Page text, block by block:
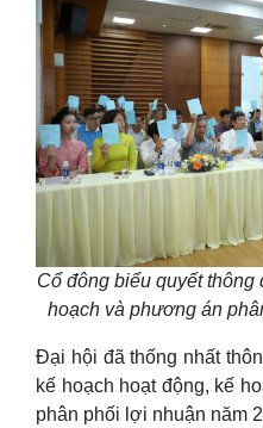
Cổ đông biểu quyết thông
hoạch và phương án
Đại hội đã thống nhất
kế hoạch hoạt động, kế
phân phối lợi nhuận năm